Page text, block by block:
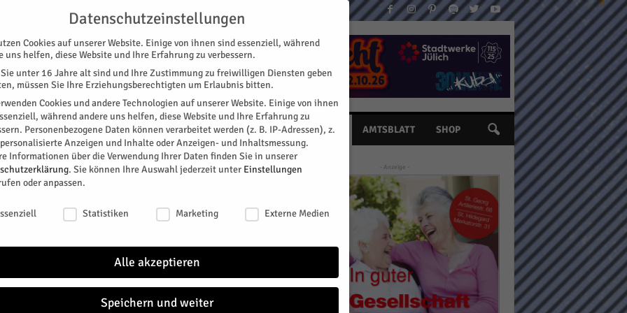
KONTAKT IMPRESSUM
SPEZIAL E-PAPER KINO GALERIE TERMINE AMTSBLATT SHOP
St. Hildegard
- Anzeige -
Datenschutzeinstellungen
Cookies auf unserer Website. Einige von ihnen sind essenziell, während
uns helfen, diese Website und Ihre Erfahrung zu verbessern.
unter 16 Jahre alt sind und Ihre Zustimmung zu freiwilligen Diensten geben
müssen Sie Ihre Erziehungsberechtigten um Erlaubnis bitten.
Cookies und andere Technologien auf unserer Website. Einige von ihnen
während andere uns helfen, diese Website und Ihre Erfahrung zu
Personenbezogene Daten können verarbeitet werden (z. B. IP-Adressen), z.
Anzeigen und Inhalte oder Anzeigen- und Inhaltsmessung.
Informationen über die Verwendung Ihrer Daten finden Sie in unserer
. Sie können Ihre Auswahl jederzeit unter Einstellungen
oder anpassen.
Statistiken Marketing Externe Medien
Alle akzeptieren
Speichern und weiter